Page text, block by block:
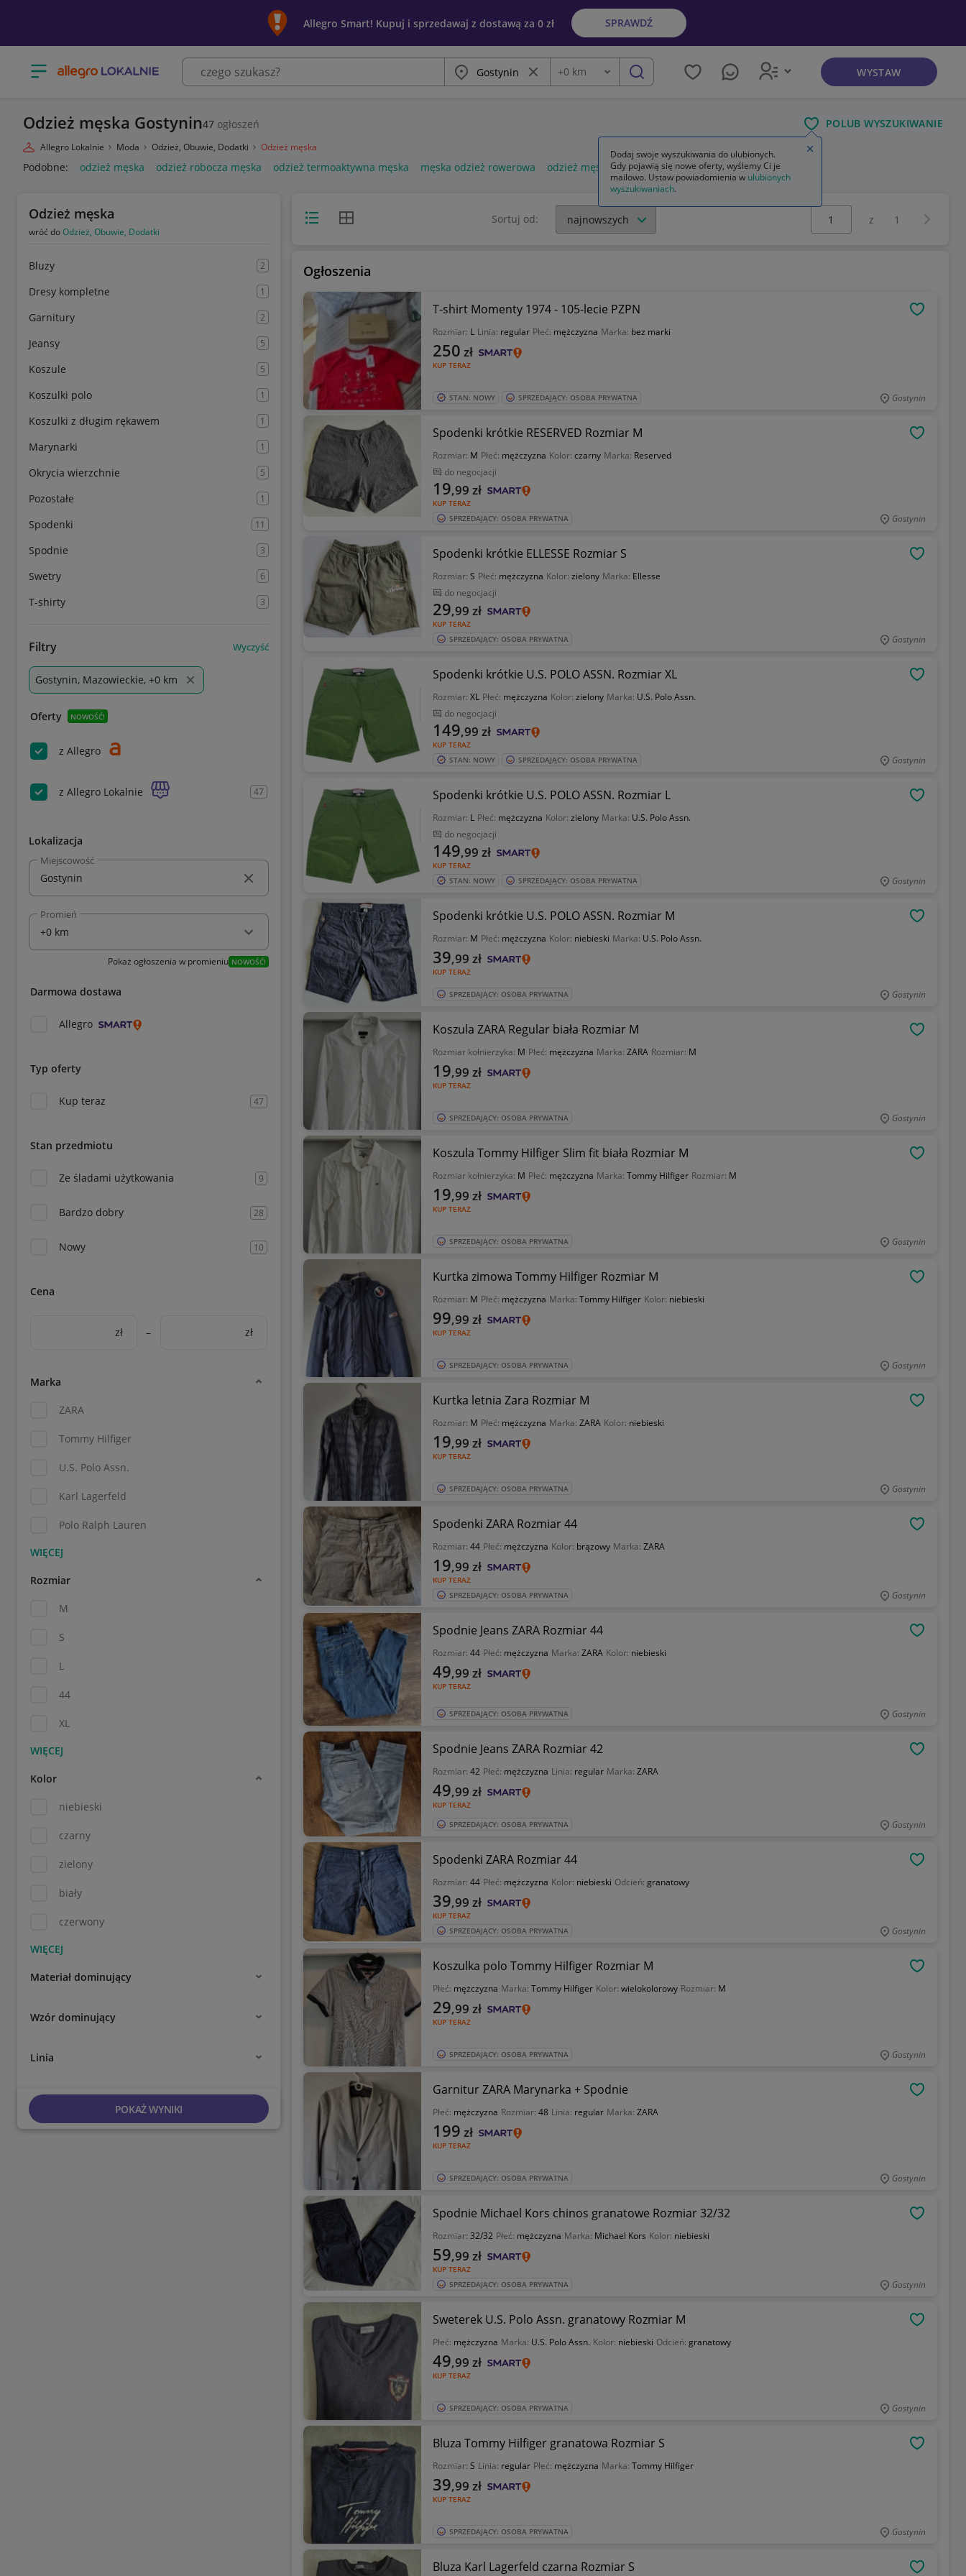
Allegro Smart! Kupuj i sprzedawaj z dostawą za 0 zł SPRAWDŹ
Otwórz menu z kategoriami Miasto Wyczyść frazę
Odległość
+0 km szukaj WYSTAW
Odzież męska Gostynin47 ogłoszeń POLUB WYSZUKIWANIE
Allegro Lokalnie Moda Odzież, Obuwie, Dodatki Odzież męska
Podobne: odzież męska odzież robocza męska odzież termoaktywna męska męska odzież rowerowa odzież męska używana na kg
Odzież męska
wróć doOdzież, Obuwie, Dodatki
Bluzy 2
Dresy kompletne 1
Garnitury 2
Jeansy 5
Koszule 5
Koszulki polo 1
Koszulki z długim rękawem 1
Marynarki 1
Okrycia wierzchnie 5
Pozostałe 1
Spodenki 11
Spodnie 3
Swetry 6
T-shirty 3
Filtry Wyczyść
Gostynin, Mazowieckie, +0 km
Oferty NOWOŚĆ!
z Allegro
z Allegro Lokalnie 47
Lokalizacja
Miejscowość
Promień
Pokaż ogłoszenia w promieniu NOWOŚĆ!
Darmowa dostawa
Allegro
Typ oferty
Kup teraz 47
Stan przedmiotu
Ze śladami użytkowania 9
Bardzo dobry 28
Nowy 10
Cena
zł – zł
Marka
ZARA
Tommy Hilfiger
U.S. Polo Assn.
Karl Lagerfeld
Polo Ralph Lauren
Rozmiar
M
S
L
44
XL
Kolor
niebieski
czarny
zielony
biały
czerwony
Materiał dominujący
Wzór dominujący
Linia
POKAŻ WYNIKI
Widok listyWidok siatki Sortuj od:
Wybierz stronę:
z 1
Ogłoszenia
T-shirt Momenty 1974 - 105-lecie PZPN
Rozmiar: L Linia: regular Płeć: mężczyzna Marka: bez marki
KUP TERAZ
250 zł
STAN: NOWY SPRZEDAJĄCY: OSOBA PRYWATNA Gostynin
Spodenki krótkie RESERVED Rozmiar M
Rozmiar: M Płeć: mężczyzna Kolor: czarny Marka: Reserved
do negocjacji
KUP TERAZ
19,99 zł
SPRZEDAJĄCY: OSOBA PRYWATNA Gostynin
Spodenki krótkie ELLESSE Rozmiar S
Rozmiar: S Płeć: mężczyzna Kolor: zielony Marka: Ellesse
do negocjacji
KUP TERAZ
29,99 zł
SPRZEDAJĄCY: OSOBA PRYWATNA Gostynin
Spodenki krótkie U.S. POLO ASSN. Rozmiar XL
Rozmiar: XL Płeć: mężczyzna Kolor: zielony Marka: U.S. Polo Assn.
do negocjacji
KUP TERAZ
149,99 zł
STAN: NOWY SPRZEDAJĄCY: OSOBA PRYWATNA Gostynin
Spodenki krótkie U.S. POLO ASSN. Rozmiar L
Rozmiar: L Płeć: mężczyzna Kolor: zielony Marka: U.S. Polo Assn.
do negocjacji
KUP TERAZ
149,99 zł
STAN: NOWY SPRZEDAJĄCY: OSOBA PRYWATNA Gostynin
Spodenki krótkie U.S. POLO ASSN. Rozmiar M
Rozmiar: M Płeć: mężczyzna Kolor: niebieski Marka: U.S. Polo Assn.
KUP TERAZ
39,99 zł
SPRZEDAJĄCY: OSOBA PRYWATNA Gostynin
Koszula ZARA Regular biała Rozmiar M
Rozmiar kołnierzyka: M Płeć: mężczyzna Marka: ZARA Rozmiar: M
KUP TERAZ
19,99 zł
SPRZEDAJĄCY: OSOBA PRYWATNA Gostynin
Koszula Tommy Hilfiger Slim fit biała Rozmiar M
Rozmiar kołnierzyka: M Płeć: mężczyzna Marka: Tommy Hilfiger Rozmiar: M
KUP TERAZ
19,99 zł
SPRZEDAJĄCY: OSOBA PRYWATNA Gostynin
Kurtka zimowa Tommy Hilfiger Rozmiar M
Rozmiar: M Płeć: mężczyzna Marka: Tommy Hilfiger Kolor: niebieski
KUP TERAZ
99,99 zł
SPRZEDAJĄCY: OSOBA PRYWATNA Gostynin
Kurtka letnia Zara Rozmiar M
Rozmiar: M Płeć: mężczyzna Marka: ZARA Kolor: niebieski
KUP TERAZ
19,99 zł
SPRZEDAJĄCY: OSOBA PRYWATNA Gostynin
Spodenki ZARA Rozmiar 44
Rozmiar: 44 Płeć: mężczyzna Kolor: brązowy Marka: ZARA
KUP TERAZ
19,99 zł
SPRZEDAJĄCY: OSOBA PRYWATNA Gostynin
Spodnie Jeans ZARA Rozmiar 44
Rozmiar: 44 Płeć: mężczyzna Marka: ZARA Kolor: niebieski
KUP TERAZ
49,99 zł
SPRZEDAJĄCY: OSOBA PRYWATNA Gostynin
Spodnie Jeans ZARA Rozmiar 42
Rozmiar: 42 Płeć: mężczyzna Linia: regular Marka: ZARA
KUP TERAZ
49,99 zł
SPRZEDAJĄCY: OSOBA PRYWATNA Gostynin
Spodenki ZARA Rozmiar 44
Rozmiar: 44 Płeć: mężczyzna Kolor: niebieski Odcień: granatowy
KUP TERAZ
39,99 zł
SPRZEDAJĄCY: OSOBA PRYWATNA Gostynin
Koszulka polo Tommy Hilfiger Rozmiar M
Płeć: mężczyzna Marka: Tommy Hilfiger Kolor: wielokolorowy Rozmiar: M
KUP TERAZ
29,99 zł
SPRZEDAJĄCY: OSOBA PRYWATNA Gostynin
Garnitur ZARA Marynarka + Spodnie
Płeć: mężczyzna Rozmiar: 48 Linia: regular Marka: ZARA
KUP TERAZ
199 zł
SPRZEDAJĄCY: OSOBA PRYWATNA Gostynin
Spodnie Michael Kors chinos granatowe Rozmiar 32/32
Rozmiar: 32/32 Płeć: mężczyzna Marka: Michael Kors Kolor: niebieski
KUP TERAZ
59,99 zł
SPRZEDAJĄCY: OSOBA PRYWATNA Gostynin
Sweterek U.S. Polo Assn. granatowy Rozmiar M
Płeć: mężczyzna Marka: U.S. Polo Assn. Kolor: niebieski Odcień: granatowy
KUP TERAZ
49,99 zł
SPRZEDAJĄCY: OSOBA PRYWATNA Gostynin
Bluza Tommy Hilfiger granatowa Rozmiar S
Rozmiar: S Linia: regular Płeć: mężczyzna Marka: Tommy Hilfiger
KUP TERAZ
39,99 zł
SPRZEDAJĄCY: OSOBA PRYWATNA Gostynin
Bluza Karl Lagerfeld czarna Rozmiar S
Dodaj swoje wyszukiwania do ulubionych.
Gdy pojawią się nowe oferty, wyślemy Ci je
mailowo. Ustaw powiadomienia w ulubionych
wyszukiwaniach.
Zamknij wskazówkę